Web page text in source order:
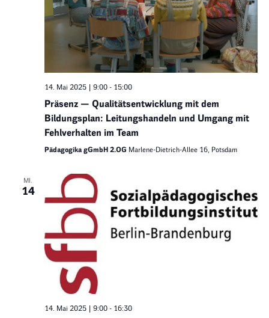
14. Mai 2025 | 9:00- 15:00
Präsenz — Qualitätsentwicklung mit dem
Bildungsplan: Leitungshandeln und Umgang mit
Fehlverhalten im Team
Pädagogika gGmbH 2.OG Marlene-Dietrich-Allee 16, Potsdam
MI.
14
14. Mai 2025 | 9:00- 16:30